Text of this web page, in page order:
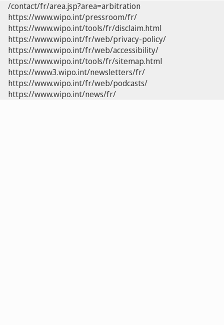
/contact/fr/area.jsp?area=arbitration
https://www.wipo.int/pressroom/fr/
https://www.wipo.int/tools/fr/disclaim.html
https://www.wipo.int/fr/web/privacy-policy/
https://www.wipo.int/fr/web/accessibility/
https://www.wipo.int/tools/fr/sitemap.html
https://www3.wipo.int/newsletters/fr/
https://www.wipo.int/fr/web/podcasts/
https://www.wipo.int/news/fr/